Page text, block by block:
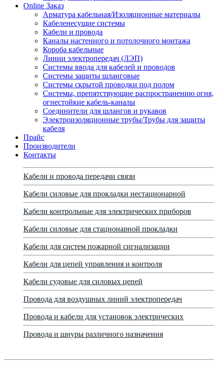
Online Заказ
Арматура кабельная/Изоляционные материалы
Кабеленесущие системы
Кабели и провода
Каналы настенного и потолочного монтажа
Короба кабельные
Линии электропередач (ЛЭП)
Системы ввода для кабелей и проводов
Системы защиты шланговые
Системы скрытой проводки под полом
Системы, препятствующие распространению огня,
огнестойкие кабель-каналы
Соединители для шлангов и рукавов
Электроизоляционные трубы/Трубы для защиты
кабеля
Прайс
Производители
Контакты
Кабели и провода передачи связи
Кабели силовые для прокладки нестационарной
Кабели контрольные для электрических приборов
Кабели силовые для стационарной прокладки
Кабели для систем пожарной сигнализации
Кабели для цепей управления и контроля
Кабели судовые для силовых цепей
Провода для воздушных линий электропередач
Провода и кабели для установок электрических
Провода и шнуры различного назначения